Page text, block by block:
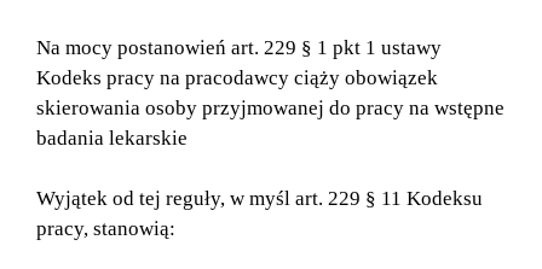
Na mocy postanowień art. 229 § 1 pkt 1 ustawy
Kodeks pracy na pracodawcy ciąży obowiązek
skierowania osoby przyjmowanej do pracy na wstępne
badania lekarskie
Wyjątek od tej reguły, w myśl art. 229 § 11 Kodeksu
pracy, stanowią: